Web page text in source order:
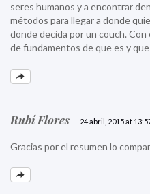
seres humanos y a encontrar
métodos para llegar a donde
donde decida por un couch.
de fundamentos de que es y
Rubí Flores 24 abril, 2015 at
Gracias por el resumen lo